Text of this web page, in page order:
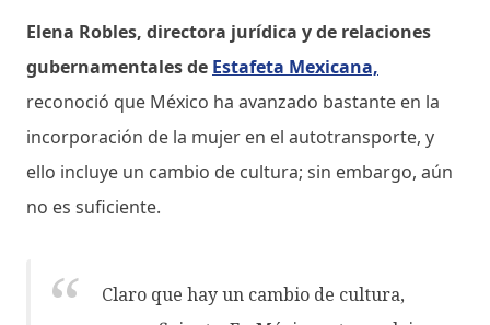
Elena Robles, directora jurídica y de relaciones
gubernamentales de Estafeta Mexicana,
reconoció que México ha avanzado bastante en la
incorporación de la mujer en el autotransporte, y
ello incluye un cambio de cultura; sin embargo, aún
no es suficiente.
Claro que hay un cambio de cultura,